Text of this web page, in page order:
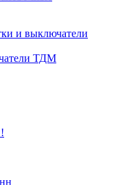
и выключатели
ТДМ